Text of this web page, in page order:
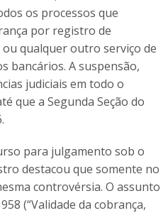
os processos que
por registro de
qualquer outro serviço de
bancários. A suspensão,
judiciais em todo o
que a Segunda Seção do
para julgamento sob o
destacou que somente no
controvérsia. O assunto
(“Validade da cobrança,